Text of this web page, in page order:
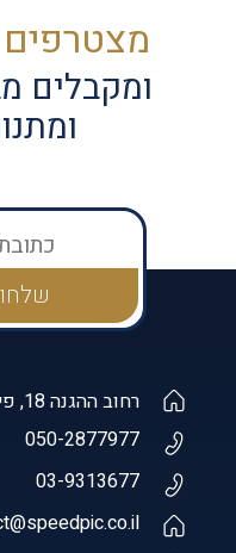
מצטרפים
ומקבלים
רחוב ההגנה 18, פינת חיים עוזר, פתח תקווה
050-2877977
03-9313677